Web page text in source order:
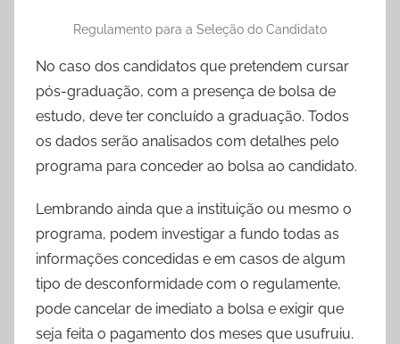
Regulamento para a Seleção do Candidato
No caso dos candidatos que pretendem cursar
pós-graduação, com a presença de bolsa de
estudo, deve ter concluído a graduação. Todos
os dados serão analisados com detalhes pelo
programa para conceder ao bolsa ao candidato.
Lembrando ainda que a instituição ou mesmo o
programa, podem investigar a fundo todas as
informações concedidas e em casos de algum
tipo de desconformidade com o regulamente,
pode cancelar de imediato a bolsa e exigir que
seja feita o pagamento dos meses que usufruiu.